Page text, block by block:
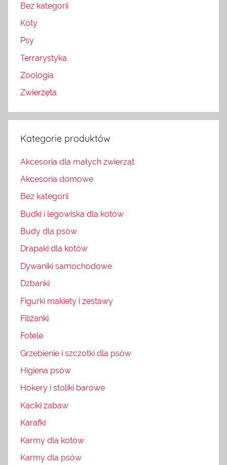
Bez kategorii
Koty
Psy
Terrarystyka
Zoologia
Zwierzęta
Kategorie produktów
Akcesoria dla małych zwierząt
Akcesoria domowe
Bez kategorii
Budki i legowiska dla kotów
Budy dla psów
Drapaki dla kotów
Dywaniki samochodowe
Dzbanki
Figurki makiety i zestawy
Filiżanki
Fotele
Grzebienie i szczotki dla psów
Higiena psów
Hokery i stoliki barowe
Kąciki zabaw
Karafki
Karmy dla kotów
Karmy dla psów